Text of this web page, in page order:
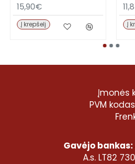
15,90€
Į krepšelį Į
Įmonės
PVM
Gavėjo
A.s. LT82